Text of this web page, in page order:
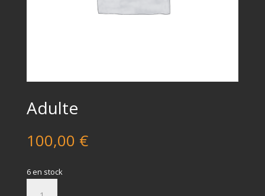
Adulte
100,00 €
6 en stock